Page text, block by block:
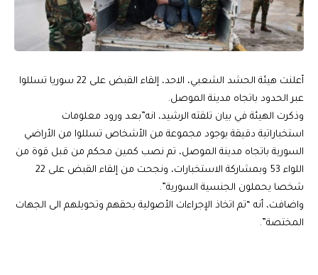
أعلنت هيئة الحشد الشعبي، الاحد، إلقاء القبض على 22 سوريا تسللوا
عبر الحدود باتجاه مدينة الموصل.
وذكرت الهيئة في بيان تلقته الرشيد، انه”بعد ورود معلومات
استخباراتية دقيقة بوجود مجموعة من الأشخاص تسللوا من الأراضي
السورية باتجاه مدينة الموصل، تم نصب كمين محكم من قبل قوة من
اللواء 53 وبمشاركة الاستخبارات، ونجحت من إلقاء القبض على 22
شخصا يحملون الجنسية السورية”.
واضافت، أنه “تم اتخاذ الإجراءات الأصولية بحقهم وتحويلهم الى الجهات
المختصة”.